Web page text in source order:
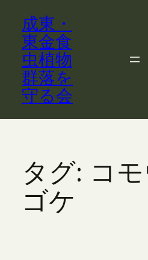
成東・
東金食
虫植物
群落を
守る会
タグ: コ
ゴケ